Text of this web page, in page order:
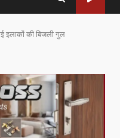
इलाकों की बिजली गुल